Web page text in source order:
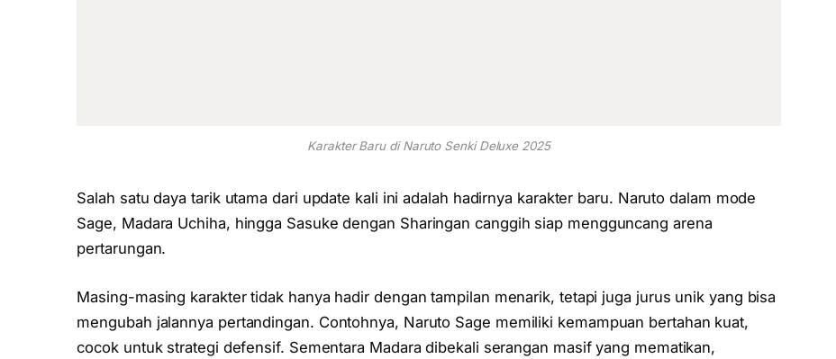
Karakter Baru di Naruto Senki Deluxe 2025
Salah satu daya tarik utama dari update kali ini adalah hadirnya karakter baru. Naruto dalam mode
Sage, Madara Uchiha, hingga Sasuke dengan Sharingan canggih siap mengguncang arena
pertarungan.
Masing-masing karakter tidak hanya hadir dengan tampilan menarik, tetapi juga jurus unik yang bisa
mengubah jalannya pertandingan. Contohnya, Naruto Sage memiliki kemampuan bertahan kuat,
cocok untuk strategi defensif. Sementara Madara dibekali serangan masif yang mematikan,